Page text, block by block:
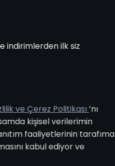
indirimlerden ilk siz
ve Çerez Politikası’nı
kişisel verilerimin
faaliyetlerinin tarafıma
kabul ediyor ve